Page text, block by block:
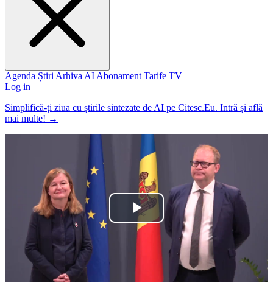
Agenda Știri Arhiva AI Abonament Tarife TV
Log in
Simplifică-ți ziua cu știrile sintezate de AI pe Citesc.Eu. Intră și află
mai multe! →
Play
Video